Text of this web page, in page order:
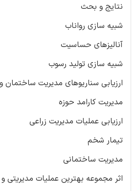
نتایج و بحث
شبیه سازی رواناب
آنالیزهای حساسیت
شبیه سازی تولید رسوب
ارزیابی سناریوهای مدیریت
مدیریت کارامد حوزه
ارزیابی عملیات مدیریت زراعی
تیمار شخم
مدیریت ساختمانی
اثر مجموعه بهترین عملیات